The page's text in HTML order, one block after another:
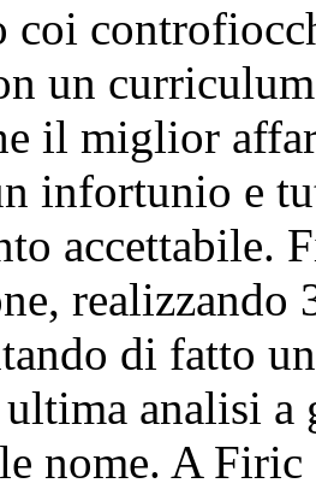
coi
un
il miglior
infortunio e
accettabile.
realizzando
di fatto
analisi a
nome. A